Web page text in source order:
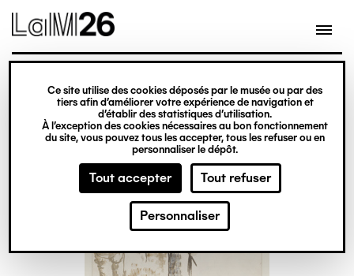
Gestion des cookies
Ce site utilise des cookies déposés par le musée ou par des
tiers afin d’améliorer votre expérience de navigation et
d’établir des statistiques d’utilisation.
À l’exception des cookies nécessaires au bon fonctionnement
du site, vous pouvez tous les accepter, tous les refuser ou en
personnaliser le dépôt.
Tout accepter Tout refuser
Personnaliser
contenu